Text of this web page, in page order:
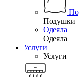
Подушки
Одеяла
Одеяла
Услуги
Услуги